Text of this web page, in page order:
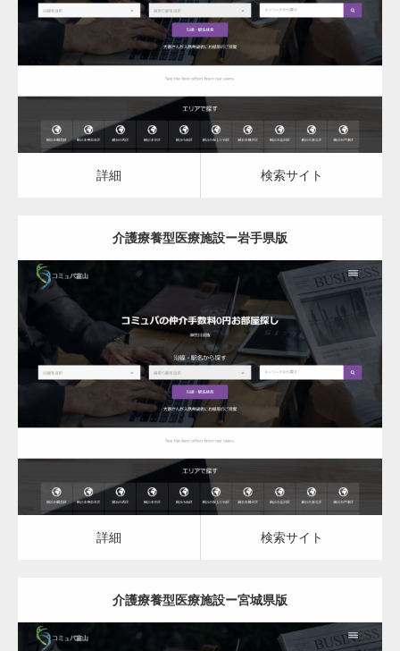
介護療養型医療施設
詳細 検索サイト
詳細 検索サイト
介護療養型医療施設ー岩手県版
更新日： 2023.03.09
介護療養型医療施設
詳細 検索サイト
詳細 検索サイト
介護療養型医療施設ー宮城県版